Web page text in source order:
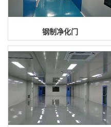
钢制净化门